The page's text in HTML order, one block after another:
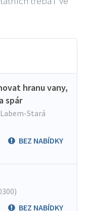
hranu vany,
spár
Stará
BEZ NABÍDKY
BEZ NABÍDKY